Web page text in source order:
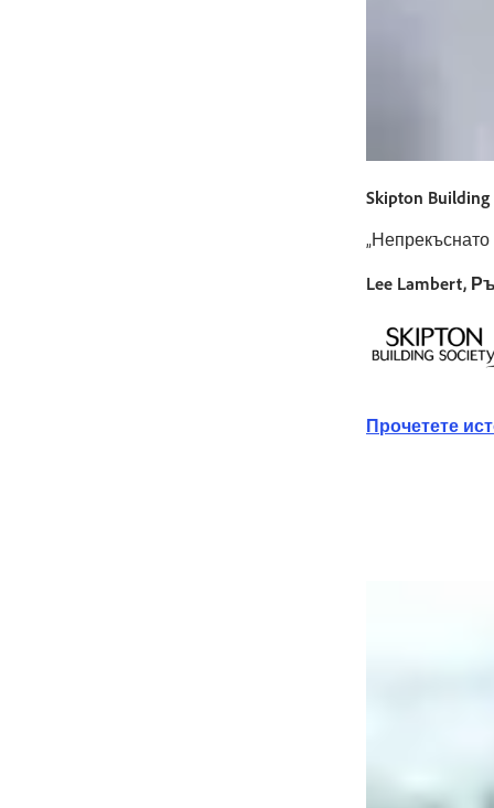
Skipton Building
Lee Lambert,
Прочетете